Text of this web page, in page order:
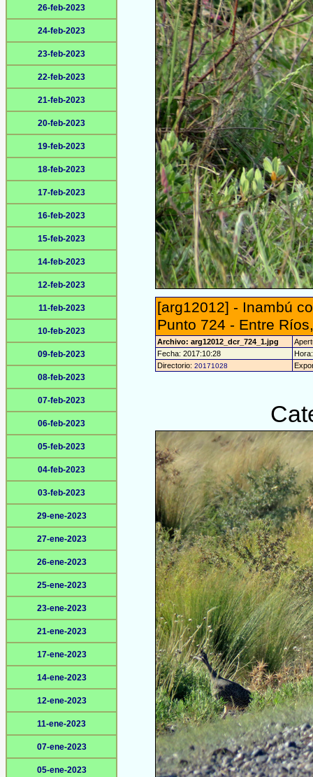
26-feb-2023
24-feb-2023
23-feb-2023
22-feb-2023
21-feb-2023
20-feb-2023
19-feb-2023
18-feb-2023
17-feb-2023
16-feb-2023
15-feb-2023
14-feb-2023
12-feb-2023
11-feb-2023
10-feb-2023
09-feb-2023
08-feb-2023
07-feb-2023
06-feb-2023
05-feb-2023
04-feb-2023
03-feb-2023
29-ene-2023
27-ene-2023
26-ene-2023
25-ene-2023
23-ene-2023
21-ene-2023
17-ene-2023
14-ene-2023
12-ene-2023
11-ene-2023
07-ene-2023
05-ene-2023
[arg12012] - Inambú
Punto 724 - Entre
Archivo: arg12012_dcr_724_1.jpg
Fecha: 2017:10:28
Directorio: 20171028